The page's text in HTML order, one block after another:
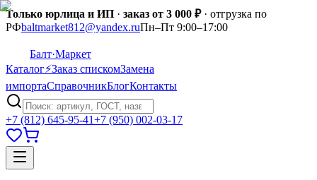
Только юрлица и ИП · заказ от 3 000 ₽· отгрузка по
РФbaltmarket812@yandex.ruПн–Пт 9:00–17:00
Балт·Маркет
Каталог⚡Заказ спискомЗамена
импортаСправочникБлогКонтакты
+7 (812) 645-95-41+7 (950) 002-03-17